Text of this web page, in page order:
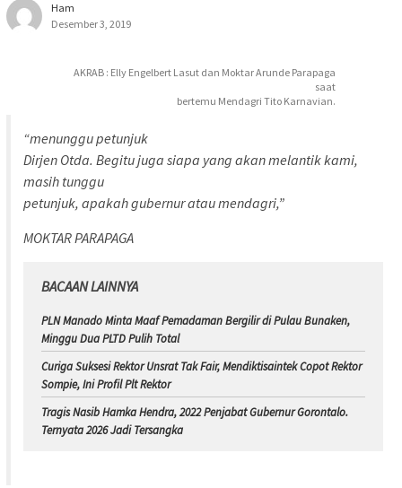
Ham
Desember 3, 2019
AKRAB : Elly Engelbert Lasut dan Moktar Arunde Parapaga
saat
bertemu Mendagri Tito Karnavian.
“menunggu petunjuk
Dirjen Otda. Begitu juga siapa yang akan melantik kami,
masih tunggu
petunjuk, apakah gubernur atau mendagri,”
MOKTAR PARAPAGA
BACAAN LAINNYA
PLN Manado Minta Maaf Pemadaman Bergilir di Pulau Bunaken,
Minggu Dua PLTD Pulih Total
Curiga Suksesi Rektor Unsrat Tak Fair, Mendiktisaintek Copot Rektor
Sompie, Ini Profil Plt Rektor
Tragis Nasib Hamka Hendra, 2022 Penjabat Gubernur Gorontalo.
Ternyata 2026 Jadi Tersangka